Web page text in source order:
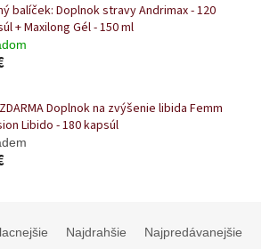
balíček: Doplnok stravy Andrimax - 120
+ Maxilong Gél - 150 ml
Doplnok na zvýšenie libida Femm
Libido - 180 kapsúl
Najdrahšie Najpredávanejšie